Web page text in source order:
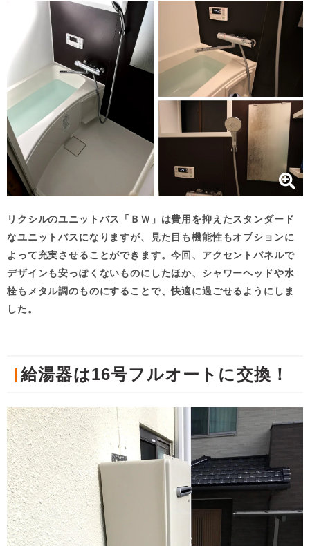
リクシルのユニットバス「ＢＷ」は費用を抑えたスタンダード
なユニットバスになりますが、見た目も機能性もオプションに
よって充実させることができます。今回、アクセントパネルで
デザインも安っぽくないものにしたほか、シャワーヘッドや水
栓もメタル調のものにすることで、快適に過ごせるようにしま
した。
給湯器は16号フルオートに交換！